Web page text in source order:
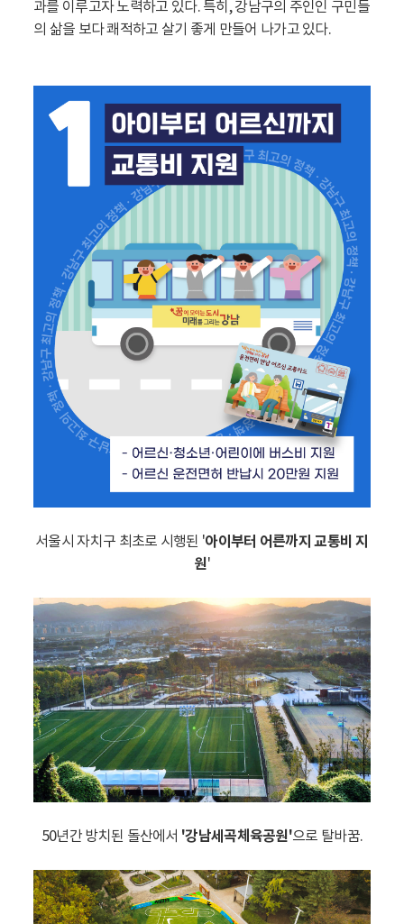
과를 이루고자 노력하고 있다. 특히, 강남구의 주인인 구민들
의 삶을 보다 쾌적하고 살기 좋게 만들어 나가고 있다.
서울시 자치구 최초로 시행된 '아이부터 어른까지 교통비 지
원'
50년간 방치된 돌산에서 '강남세곡체육공원'으로 탈바꿈.